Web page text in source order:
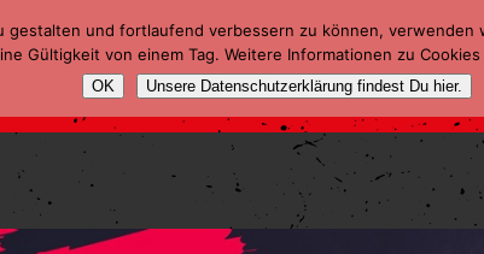
und fortlaufend verbessern zu können,
Gültigkeit von einem Tag. Weitere Informationen zu
OK Unsere Datenschutzerklärung findest Du hier.